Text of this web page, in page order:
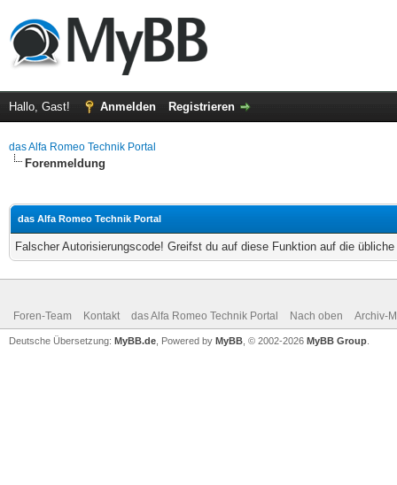
Hallo, Gast! Anmelden Registrieren
das Alfa Romeo Technik Portal
Forenmeldung
das Alfa Romeo Technik Portal
Falscher Autorisierungscode! Greifst du auf diese Funktion auf die
Foren-Team Kontakt das Alfa Romeo Technik Portal Nach oben Archiv-
Deutsche Übersetzung: MyBB.de , Powered by MyBB , © 2002-2026 MyBB Group